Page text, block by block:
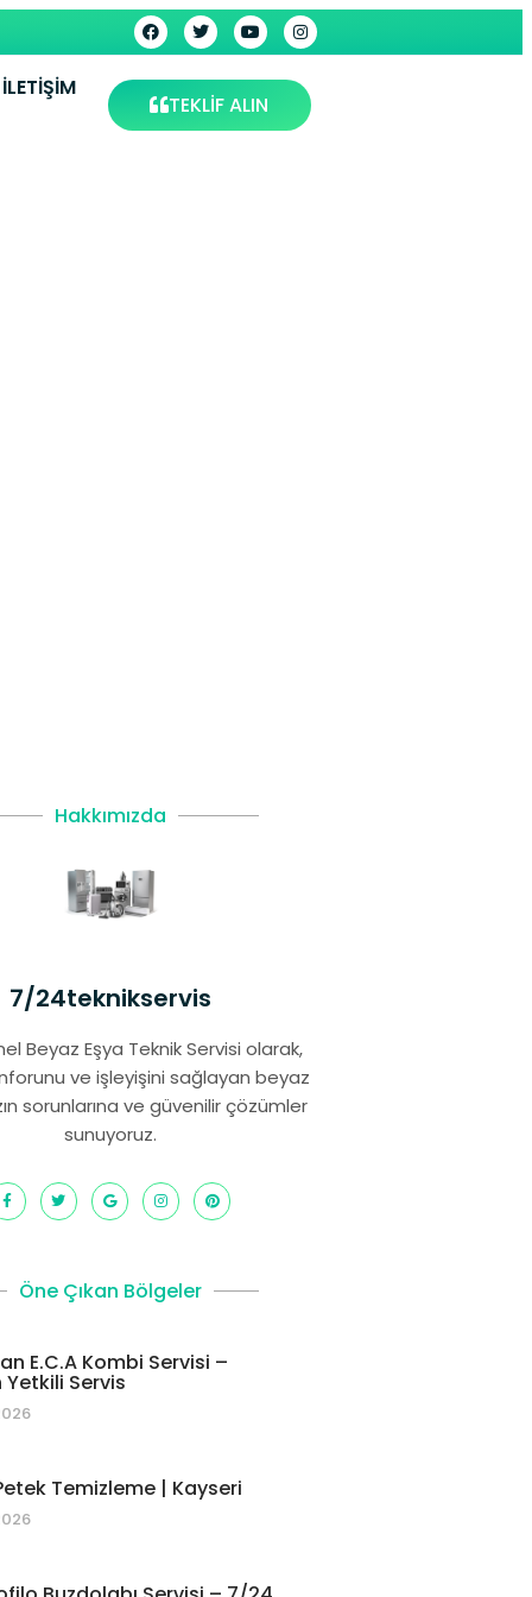
İLETIŞIM
TEKLİF ALIN
Hakkımızda
7/24teknikservis
Beyaz Eşya Teknik Servisi olarak,
ve işleyişini sağlayan beyaz
sorunlarına ve güvenilir çözümler
sunuyoruz.
Öne Çıkan Bölgeler
E.C.A Kombi Servisi –
Servis
Temizleme | Kayseri